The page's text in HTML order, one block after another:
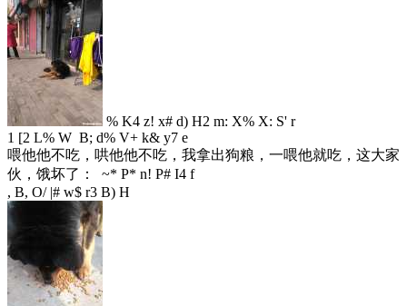
% K4 z! x# d) H2 m: X% X: S' r
1 [2 L% W B; d% V+ k& y7 e
喂他他不吃，哄他他不吃，我拿出狗粮，一喂他就吃，这大家
伙，饿坏了：
~* P* n! P# I4 f
, B, O/ |# w$ r3 B) H